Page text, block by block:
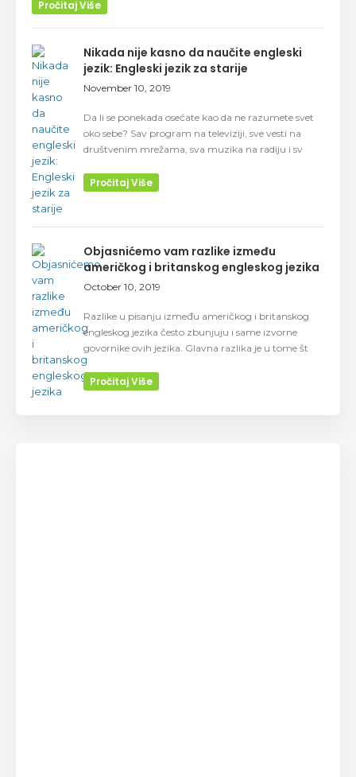
Pročitaj Više
Nikada nije kasno da naučite engleski
jezik: Engleski jezik za starije
November 10, 2019
Da li se ponekada osećate kao da ne razumete svet
oko sebe? Sav program na televiziji, sve vesti na
društvenim mrežama, sva muzika na radiju i sv
Pročitaj Više
Objasnićemo vam razlike između
američkog i britanskog engleskog jezika
October 10, 2019
Razlike u pisanju između američkog i britanskog
engleskog jezika često zbunjuju i same izvorne
govornike ovih jezika. Glavna razlika je u tome št
Pročitaj Više